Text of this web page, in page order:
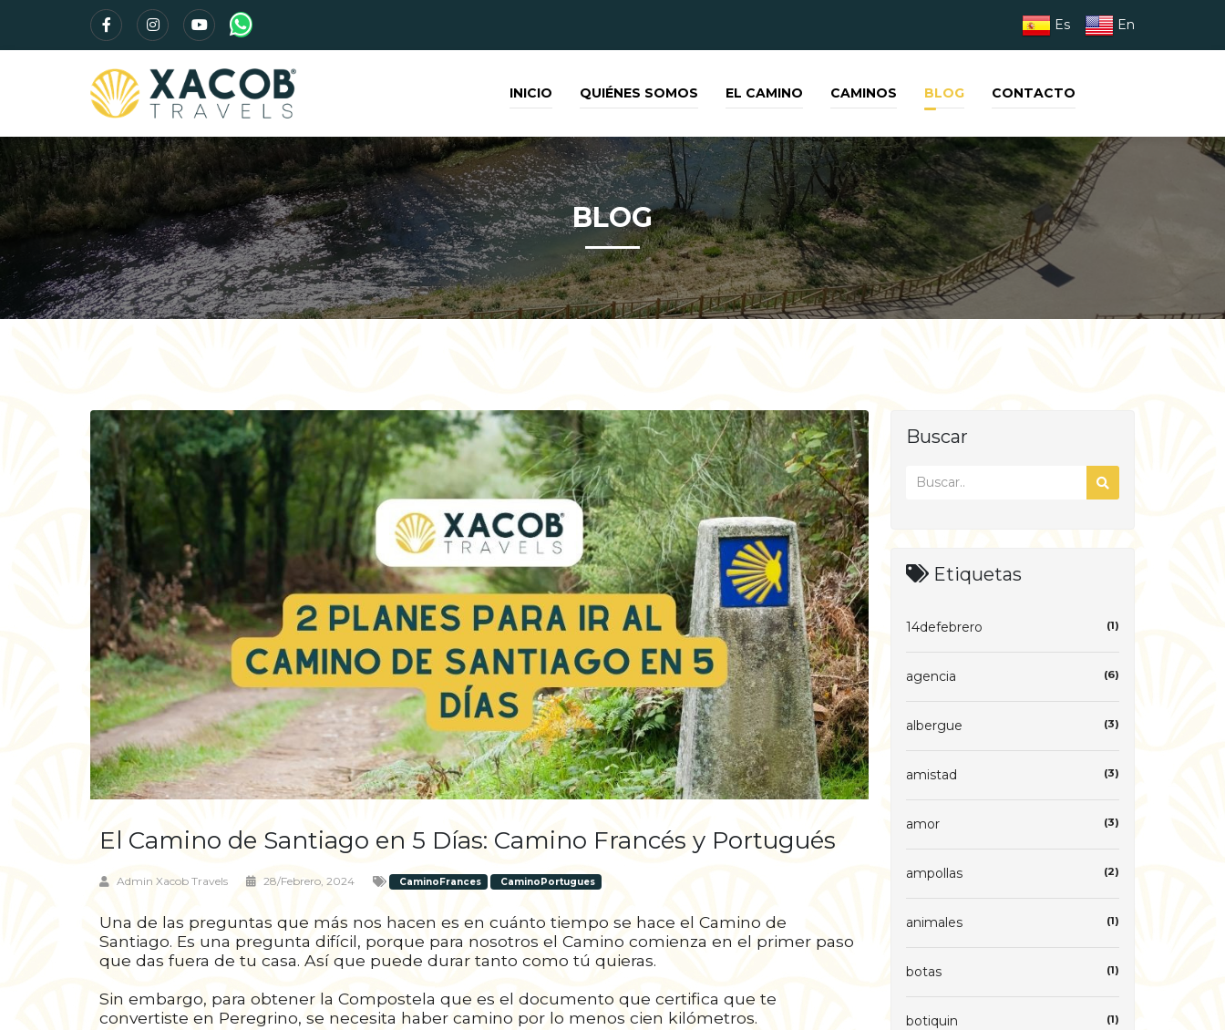
Es En
INICIO QUIÉNES SOMOS EL CAMINO CAMINOS BLOG CONTACTO
BLOG
El Camino de Santiago en 5 Días: Camino Francés y Portugués
Admin Xacob Travels 28/febrero, 2024 CaminoFrances CaminoPortugues
Una de las preguntas que más nos hacen es en cuánto tiempo se hace el Camino de
Santiago. Es una pregunta difícil, porque para nosotros el Camino comienza en el primer paso
que das fuera de tu casa. Así que puede durar tanto como tú quieras.
Sin embargo, para obtener la Compostela que es el documento que certifica que te
convertiste en Peregrino, se necesita haber camino por lo menos cien kilómetros.
Buscar
Etiquetas
14defebrero (1)
agencia (6)
albergue (3)
amistad (3)
amor (3)
ampollas (2)
animales (1)
botas (1)
botiquin (1)